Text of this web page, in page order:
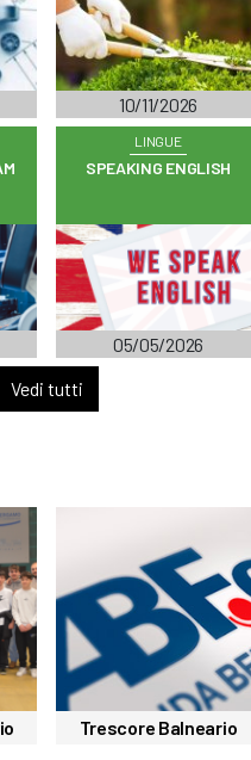
10/11/2026
LINGUE
SPEAKING ENGLISH
05/05/2026
Vedi tutti
Trescore Balneario